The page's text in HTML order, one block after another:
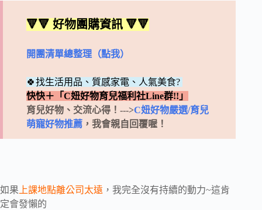
🔻🔻 好物團購資訊 🔻🔻
開團清單總整理（點我）
🍀找生活用品、質感家電、人氣美食?
快快＋「C妞好物育兒福利社Line群!!」
育兒好物、交流心得！--->C妞好物嚴選/育兒
萌寵好物推薦 ，我會親自回覆喔！
如果上課地點離公司太遠 ，我完全沒有持續的動力~這肯
定會發懶的